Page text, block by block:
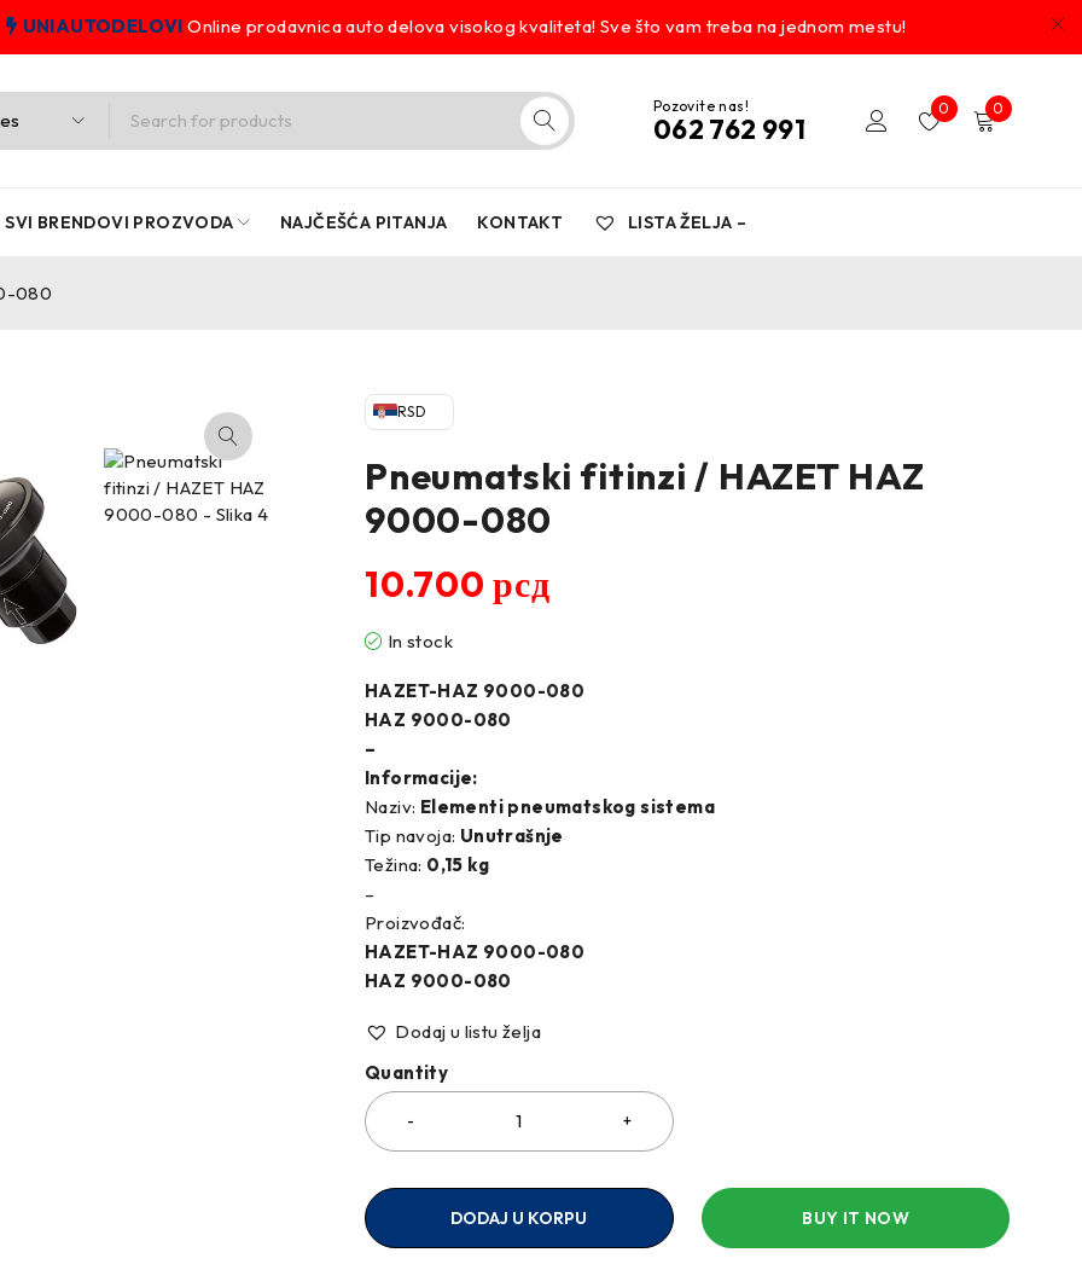
UNIAUTODELOVI Online prodavnica auto delova visokog kvaliteta! Sve što vam treba na jednom mestu!
Pozovite nas!
062 762 991
0 0
SVI BRENDOVI PROZVODA NAJČEŠĆA PITANJA KONTAKT LISTA ŽELJA –
080
RSD
Pneumatski fitinzi / HAZET HAZ
9000-080
10.700рсд
In stock
HAZET-HAZ 9000-080
HAZ 9000-080
–
Informacije:
Naziv: Elementi pneumatskog sistema
Tip navoja: Unutrašnje
Težina: 0,15 kg
–
Proizvođač:
HAZET-HAZ 9000-080
HAZ 9000-080
Dodaj u listu želja
Quantity
DODAJ U KORPU BUY IT NOW